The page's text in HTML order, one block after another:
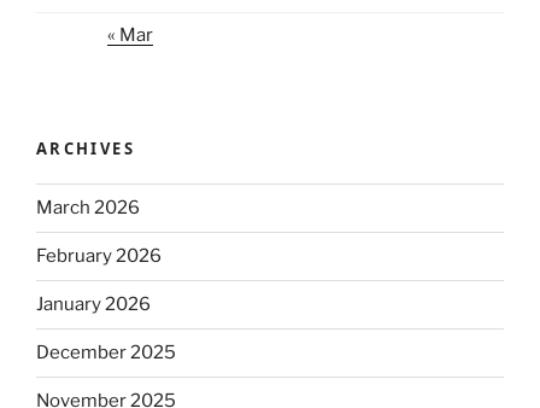
« Mar
ARCHIVES
March 2026
February 2026
January 2026
December 2025
November 2025